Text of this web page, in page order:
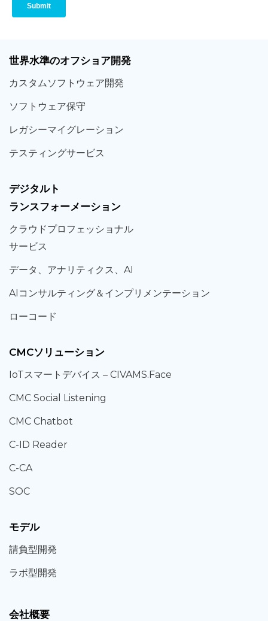
世界水準のオフショア開発
カスタム ソフトウェア開発
ソフト ウェア保守
レガシーマイグレーション
テスティングサービス
デジタルト
ランスフォーメーション
クラウドプロフェッショナル
サービス
データ、 アナリティクス、 AI
AIコンサルティング＆ インプリメンテーション
ローコード
CMCソリューション
IoTスマートデバイス – CIVAMS.Face
CMC Social Listening
CMC Chatbot
C-ID Reader
C-CA
SOC
モデル
請負型開発
ラボ型開発
会社概要